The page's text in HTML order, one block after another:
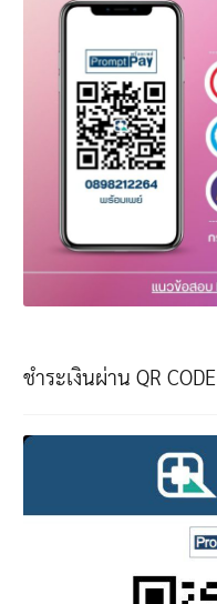
ชำระเงินผ่าน QR CODE